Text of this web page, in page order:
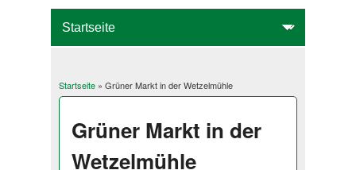
Sie sind hier
Startseite» Grüner Markt in der Wetzelmühle
Grüner Markt in der
Wetzelmühle